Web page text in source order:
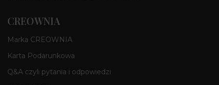
CREOWNIA
Marka CREOWNIA
Karta Podarunkowa
Q&A czyli pytania i odpowiedzi